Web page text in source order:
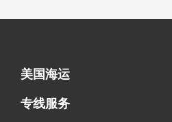
美国海运
海运拼柜
海运整柜
美国海卡
加拿大海运
专线服务